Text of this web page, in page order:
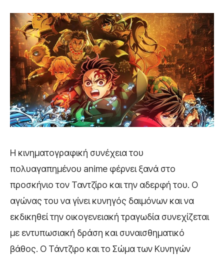
Η κινηματογραφική συνέχεια του
πολυαγαπημένου anime φέρνει ξανά στο
προσκήνιο τον Ταντζίρο και την αδερφή του. Ο
αγώνας του να γίνει κυνηγός δαιμόνων και να
εκδικηθεί την οικογενειακή τραγωδία συνεχίζεται
με εντυπωσιακή δράση και συναισθηματικό
βάθος. O Τάντζιρο και το Σώμα των Κυνηγών